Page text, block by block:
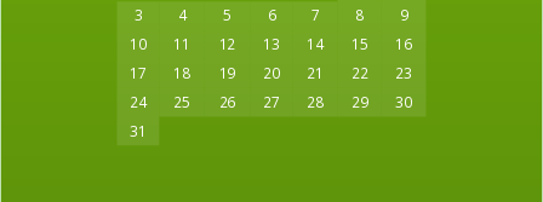
3
4 5 6 7 8
9
10
11 12 13 14 15 16
17 18 19 20 21 22 23
24 25 26 27 28 29
30
31